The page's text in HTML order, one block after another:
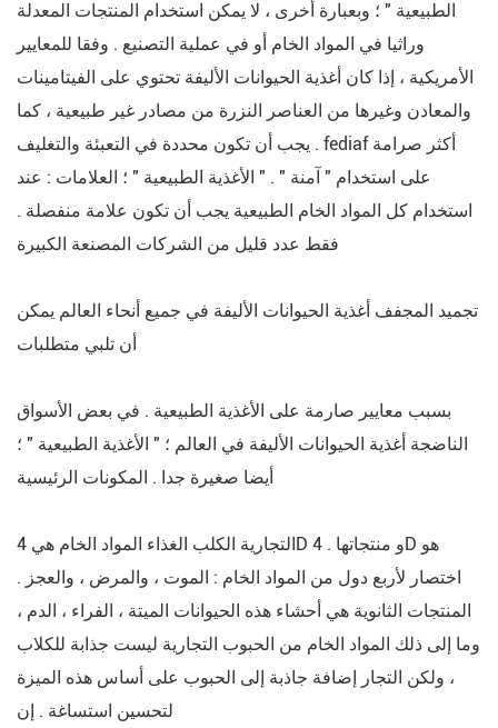
الطبيعية " ؛ وبعبارة أخرى ، لا يمكن استخدام المنتجات المعدلة
وراثيا في المواد الخام أو في عملية التصنيع . وفقا للمعايير
الأمريكية ، إذا كان أغذية الحيوانات الأليفة تحتوي على الفيتامينات
والمعادن وغيرها من العناصر النزرة من مصادر غير طبيعية ، كما
يجب أن تكون محددة في التعبئة والتغليف . fediaf أكثر صرامة
على استخدام " آمنة " . " الأغذية الطبيعية " ؛ العلامات : عند
استخدام كل المواد الخام الطبيعية يجب أن تكون علامة منفصلة .
فقط عدد قليل من الشركات المصنعة الكبيرة
تجميد المجفف أغذية الحيوانات الأليفة في جميع أنحاء العالم يمكن
أن تلبي متطلبات
بسبب معايير صارمة على الأغذية الطبيعية . في بعض الأسواق
الناضجة أغذية الحيوانات الأليفة في العالم ؛ " الأغذية الطبيعية " ؛
أيضا صغيرة جدا . المكونات الرئيسية
التجارية الكلب الغذاء المواد الخام هي 4D و منتجاتها . 4D هو
اختصار لأربع دول من المواد الخام : الموت ، والمرض ، والعجز .
المنتجات الثانوية هي أحشاء هذه الحيوانات الميتة ، الفراء ، الدم ،
وما إلى ذلك المواد الخام من الحبوب التجارية ليست جذابة للكلاب
، ولكن التجار إضافة جاذبة إلى الحبوب على أساس هذه الميزة
لتحسين استساغة . إن